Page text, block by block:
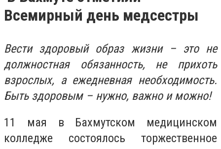
Всемирный день медсестры
Вести здоровый образ жизни – это не
должностная обязанность, не прихоть
взрослых, а ежедневная необходимость.
Быть здоровым – нужно, важно и можно!
11 мая в Бахмутском медицинском
колледже состоялось торжественное